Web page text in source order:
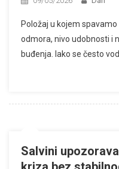
Položaj u kojem
odmora, nivo udobnosti i
buđenja. Iako se često
Salvini